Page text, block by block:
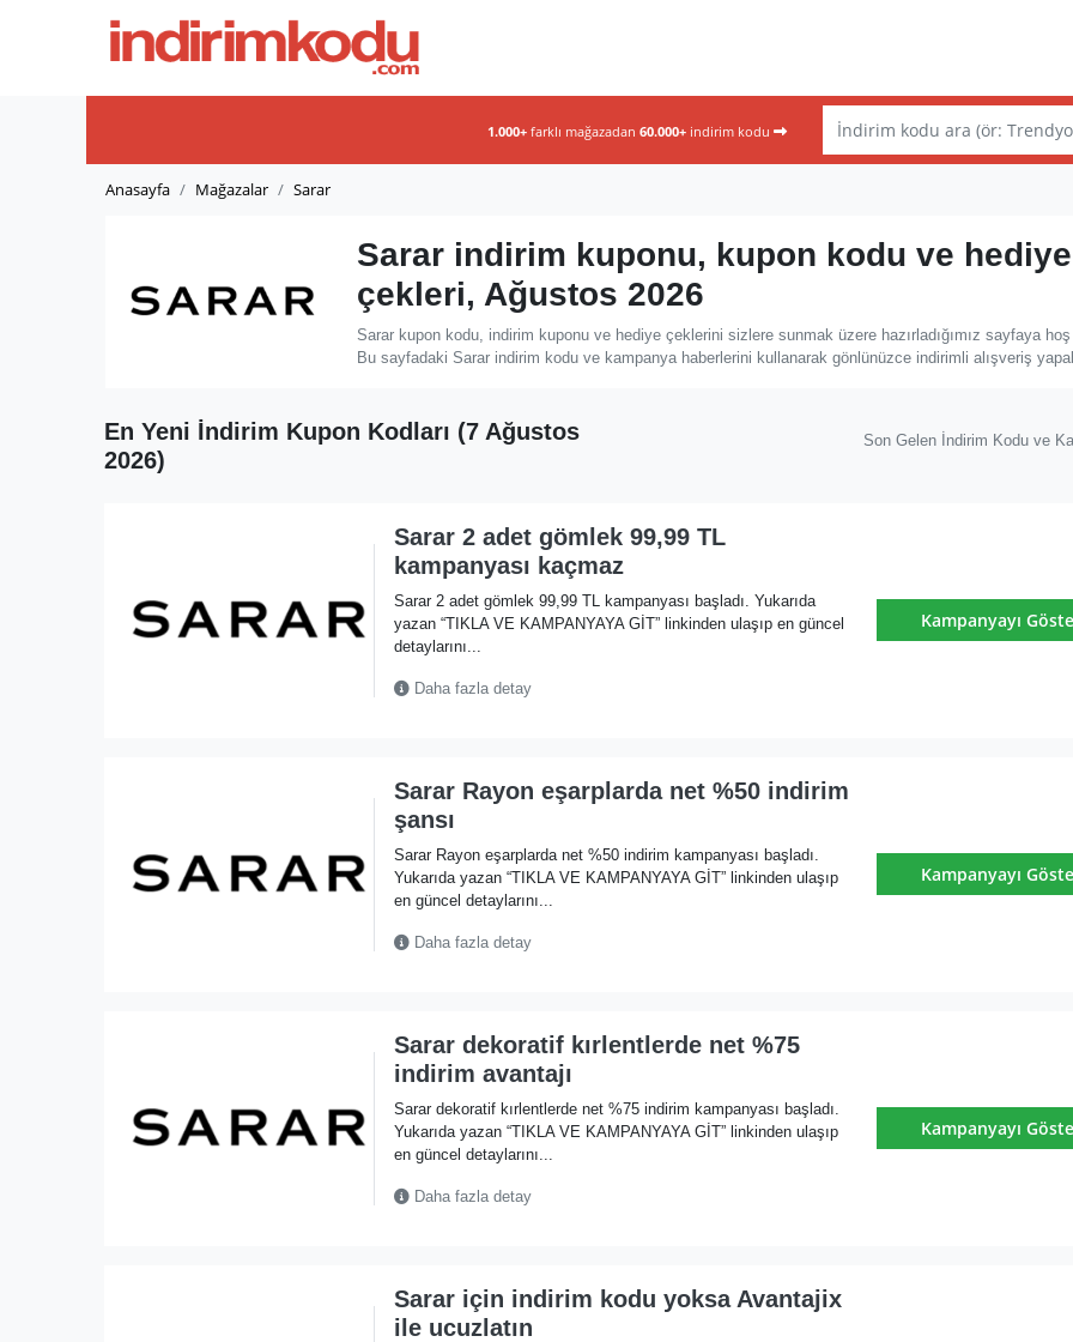
1.000+ farklı mağazadan 60.000+ indirim kodu
Anasayfa Mağazalar Sarar
Sarar indirim kuponu, kupon kodu ve hediye
çekleri, Ağustos 2026
Sarar kupon kodu, indirim kuponu ve hediye çeklerini sizlere sunmak üzere hazırladığımız sayfaya hoş
Bu sayfadaki Sarar indirim kodu ve kampanya haberlerini kullanarak gönlünüzce indirimli alışveriş
En Yeni İndirim Kupon Kodları (7 Ağustos
2026)
Son Gelen İndirim Kodu ve
Sarar 2 adet gömlek 99,99 TL
kampanyası kaçmaz
Sarar 2 adet gömlek 99,99 TL kampanyası başladı. Yukarıda
yazan “TIKLA VE KAMPANYAYA GİT” linkinden ulaşıp en güncel
detaylarını...
Daha fazla detay
Kampanyayı
Sarar Rayon eşarplarda net %50 indirim
şansı
Sarar Rayon eşarplarda net %50 indirim kampanyası başladı.
Yukarıda yazan “TIKLA VE KAMPANYAYA GİT” linkinden ulaşıp
en güncel detaylarını...
Daha fazla detay
Kampanyayı
Sarar dekoratif kırlentlerde net %75
indirim avantajı
Sarar dekoratif kırlentlerde net %75 indirim kampanyası başladı.
Yukarıda yazan “TIKLA VE KAMPANYAYA GİT” linkinden ulaşıp
en güncel detaylarını...
Daha fazla detay
Kampanyayı
Sarar için indirim kodu yoksa Avantajix
ile ucuzlatın